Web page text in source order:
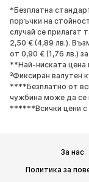
ОБУВКИ
НОВО
Маратонки
Обувки с висок ток
Сандали
Спортни обувки
СПОРТ
*Безплатна
поръчки на
случай се прилагат
2,50 € (4,89 лв.).
от 0,90 € (1,76 лв.)
**Най-ниската цена
³Фиксиран валутен
****Безплатно от
чужбина може да се
******Всички цени с
За нас
Политика за